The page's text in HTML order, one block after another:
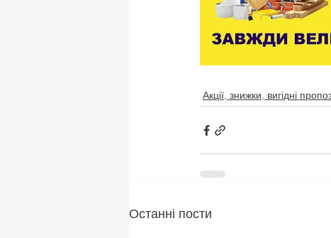
Акції, знижки, вигідні
Останні пости